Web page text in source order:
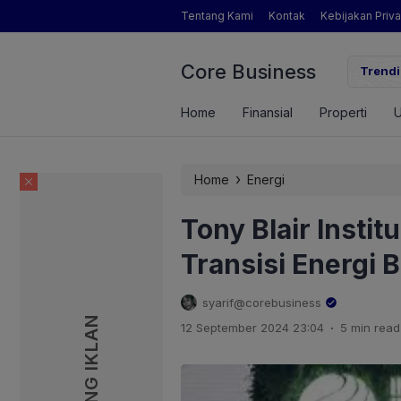
Tentang Kami Kontak Kebijakan
Core Business
Pertanian yang Dimaksud Mentan Amran?
Home Finansial Properti
Home › Energi
Tony Blair
Transisi Energi
syarif@corebusiness
12 September 2024 23:04 . 5 min read